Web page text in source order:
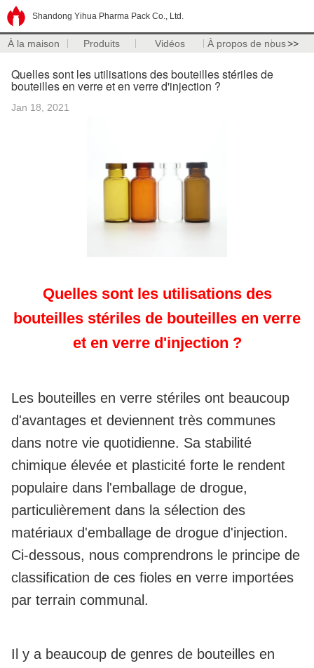
Shandong Yihua Pharma Pack Co., Ltd.
À la maison Produits Vidéos À propos de nous>>
Quelles sont les utilisations des bouteilles stériles de
bouteilles en verre et en verre d'injection ?
Jan 18, 2021
Quelles sont les utilisations des
bouteilles stériles de bouteilles en verre
et en verre d'injection ?
Les bouteilles en verre stériles ont beaucoup
d'avantages et deviennent très communes
dans notre vie quotidienne. Sa stabilité
chimique élevée et plasticité forte le rendent
populaire dans l'emballage de drogue,
particulièrement dans la sélection des
matériaux d'emballage de drogue d'injection.
Ci-dessous, nous comprendrons le principe de
classification de ces fioles en verre importées
par terrain communal.
Il y a beaucoup de genres de bouteilles en